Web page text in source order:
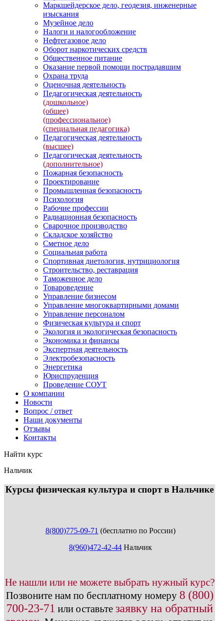
Маркшейдерское дело, геодезия, инженерные
изыскания
Музейное дело
Налоги и налогообложение
Нефтегазовое дело
Оборот наркотических средств
Общественное питание
Оказание первой помощи пострадавшим
Охрана труда
Оценочная деятельность
Педагогическая деятельность
(дошкольное)
(общее)
(профессиональное)
(специальная педагогика)
Педагогическая деятельность
(высшее)
Педагогическая деятельность
(дополнительное)
Пожарная безопасность
Проектирование
Промышленная безопасность
Психология
Рабочие профессии
Радиационная безопасность
Сварочное производство
Складское хозяйство
Сметное дело
Социальная работа
Спортивная диетология, нутрициология
Строительство, реставрация
Таможенное дело
Товароведение
Управление бизнесом
Управление многоквартирными домами
Управление персоналом
Физическая культура и спорт
Экология и экологическая безопасность
Экономика и финансы
Экспертная деятельность
Электробезопасность
Энергетика
Юриспруденция
Проведение СОУТ
О компании
Новости
Вопрос / ответ
Наши документы
Отзывы
Контакты
Найти курс
Нальчик
Курсы физическая культура и спорт в Нальчике
8(800)775-09-71 (бесплатно по России)
8(960)472-42-44 Нальчик
Не нашли или не можете выбрать нужный курс?
Позвоните нам по бесплатному номеру 8 (800)
700-23-71 или оставьте заявку на обратный